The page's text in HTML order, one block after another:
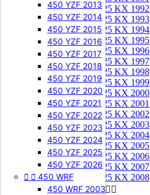
450 YZF 2013
450 YZF 2014
450 YZF 2015
450 YZF 2016
450 YZF 2017
450 YZF 2018
450 YZF 2019
450 YZF 2020
450 YZF 2021
450 YZF 2022
450 YZF 2023
450 YZF 2024
450 YZF 2025
450 YZF 2026
  450 WRF
450 WRF 2003
125 KX 1992
125 KX 1993
125 KX 1994
125 KX 1995
125 KX 1996
125 KX 1997
125 KX 1998
125 KX 1999
125 KX 2000
125 KX 2001
125 KX 2002
125 KX 2003
125 KX 2004
125 KX 2005
125 KX 2006
125 KX 2007
125 KX 2008
250 KX 